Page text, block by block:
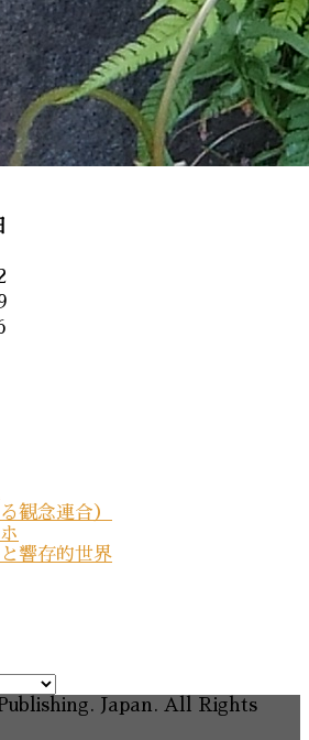
観念連合）
響存的世界
Japan. All Rights